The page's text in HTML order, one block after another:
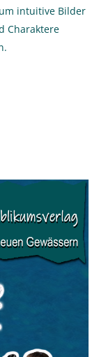
intuitive Bilder
Charaktere